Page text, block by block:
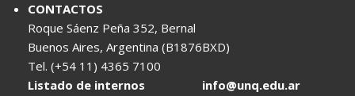
CONTACTOS
Roque Sáenz Peña 352, Bernal
Buenos Aires, Argentina (B1876BXD)
Tel. (+54 11) 4365 7100
Listado de internos
info@unq.edu.ar